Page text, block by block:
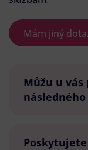
Mám jiný
Můžu u